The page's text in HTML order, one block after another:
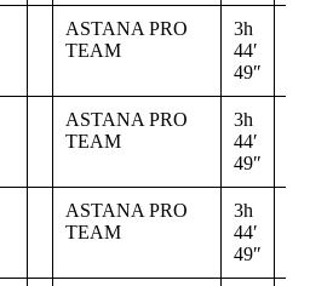
ASTANA PRO
TEAM
3h
44′
49″
ASTANA PRO
TEAM
3h
44′
49″
ASTANA PRO
TEAM
3h
44′
49″